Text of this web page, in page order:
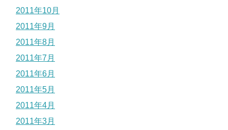
2011年10月
2011年9月
2011年8月
2011年7月
2011年6月
2011年5月
2011年4月
2011年3月